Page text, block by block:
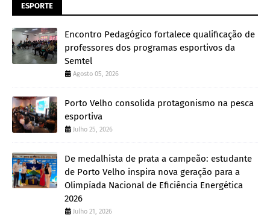
ESPORTE
Encontro Pedagógico fortalece qualificação de
professores dos programas esportivos da
Semtel
Agosto 05, 2026
Porto Velho consolida protagonismo na pesca
esportiva
Julho 25, 2026
De medalhista de prata a campeão: estudante
de Porto Velho inspira nova geração para a
Olimpíada Nacional de Eficiência Energética
2026
Julho 21, 2026